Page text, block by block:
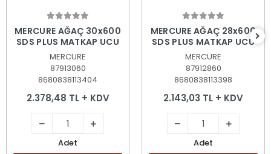
Sepete Ekle
MERCURE AĞAÇ 30x600
SDS PLUS MATKAP UCU
MERCURE
87913060
8680838113404
2.378,48 TL + KDV
Adet
Sepete Ekle
MERCURE AĞAÇ 28x600
SDS PLUS MATKAP UCU
MERCURE
87912860
8680838113398
2.143,03 TL + KDV
Adet